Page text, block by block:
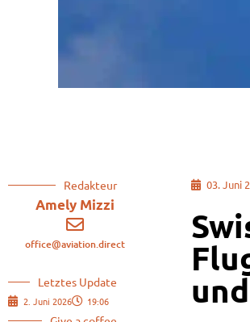
Redakteur
Amely Mizzi
office@aviation.direct
Letztes Update
2. Juni 2026 19:06
03. Juni